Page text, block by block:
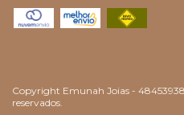
Copyright Emunah Joias -
reservados.